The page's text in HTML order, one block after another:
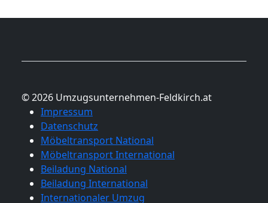
© 2026 Umzugsunternehmen-Feldkirch.at
Impressum
Datenschutz
Möbeltransport National
Möbeltransport International
Beiladung National
Beiladung International
Internationaler Umzug